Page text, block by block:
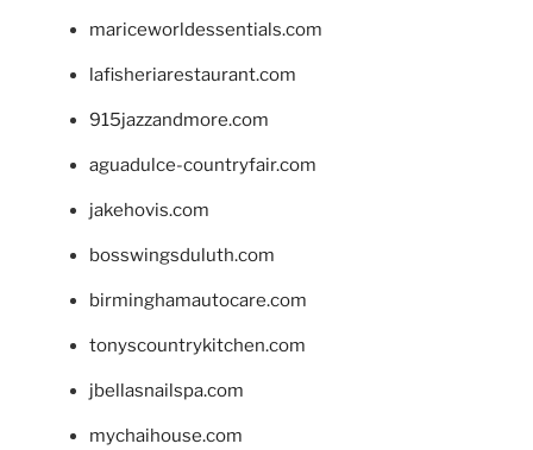
mariceworldessentials.com
lafisheriarestaurant.com
915jazzandmore.com
aguadulce-countryfair.com
jakehovis.com
bosswingsduluth.com
birminghamautocare.com
tonyscountrykitchen.com
jbellasnailspa.com
mychaihouse.com